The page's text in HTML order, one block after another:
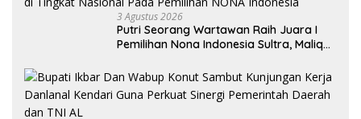
3 Agustus 2026
Putri Seorang Wartawan ‎Raih Juara I
Pemilihan Nona Indonesia Sultra, Maliqa
Tingkat Nasional Pada Pemilihan NONA
Indonesia